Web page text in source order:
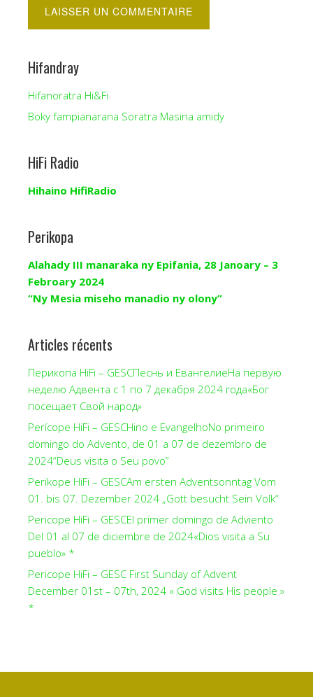
Hifandray
Hifanoratra Hi&Fi
Boky fampianarana Soratra Masina amidy
HiFi Radio
Hihaino HifiRadio
Perikopa
Alahady III manaraka ny Epifania, 28 Janoary – 3
Febroary 2024
“Ny Mesia miseho manadio ny olony”
Articles récents
Перикопа HiFi – GESCПеснь и ЕвангелиеНа первую
неделю Адвента с 1 по 7 декабря 2024 года«Бог
посещает Свой народ»
Perícope HiFi – GESCHino e EvangelhoNo primeiro
domingo do Advento, de 01 a 07 de dezembro de
2024“Deus visita o Seu povo”
Perikope HiFi – GESCAm ersten Adventsonntag Vom
01. bis 07. Dezember 2024 „Gott besucht Sein Volk“
Pericope HiFi – GESCEl primer domingo de Adviento
Del 01 al 07 de diciembre de 2024«Dios visita a Su
pueblo» *
Pericope HiFi – GESC First Sunday of Advent
December 01st – 07th, 2024 « God visits His people »
*